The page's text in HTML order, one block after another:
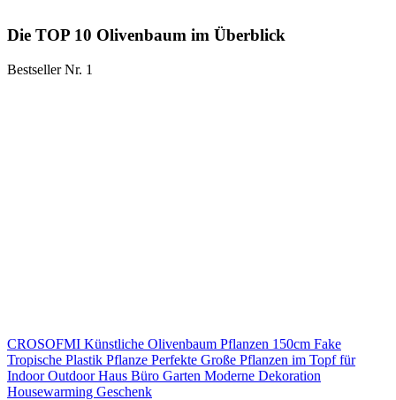
Die TOP 10 Olivenbaum im Überblick
Bestseller Nr. 1
CROSOFMI Künstliche Olivenbaum Pflanzen 150cm Fake
Tropische Plastik Pflanze Perfekte Große Pflanzen im Topf für
Indoor Outdoor Haus Büro Garten Moderne Dekoration
Housewarming Geschenk